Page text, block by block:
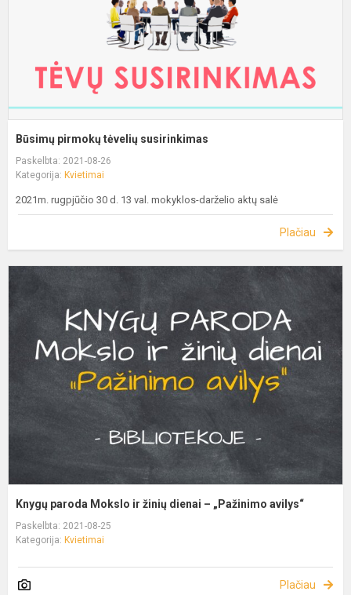
Būsimų pirmokų tėvelių susirinkimas
Paskelbta: 2021-08-26
Kategorija: Kvietimai
2021m. rugpjūčio 30 d. 13 val. mokyklos-darželio aktų salė
Plačiau
Knygų paroda Mokslo ir žinių dienai – „Pažinimo avilys“
Paskelbta: 2021-08-25
Kategorija: Kvietimai
Plačiau